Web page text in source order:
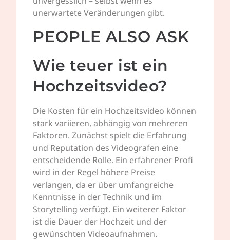
unerwartete Veränderungen gibt.
PEOPLE ALSO ASK
Wie teuer ist ein
Hochzeitsvideo?
Die Kosten für ein Hochzeitsvideo können
stark variieren, abhängig von mehreren
Faktoren. Zunächst spielt die Erfahrung
und Reputation des Videografen eine
entscheidende Rolle. Ein erfahrener Profi
wird in der Regel höhere Preise
verlangen, da er über umfangreiche
Kenntnisse in der Technik und im
Storytelling verfügt. Ein weiterer Faktor
ist die Dauer der Hochzeit und der
gewünschten Videoaufnahmen.